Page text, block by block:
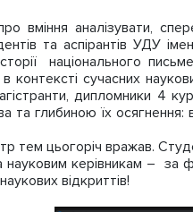
вміння аналізувати,
та аспірантів УДУ
національного
контексті сучасних
дипломники 4
глибиною їх осягнення:
тем цьогоріч вражав.
науковим керівникам –
відкриттів!